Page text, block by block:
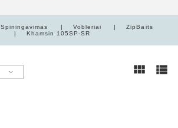
Spiningavimas Vobleriai
ZipBaits
Khamsin 105SP-SR